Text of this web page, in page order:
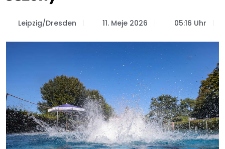
Leipzig/Dresden 11. Meje 2026 05:16 Uhr